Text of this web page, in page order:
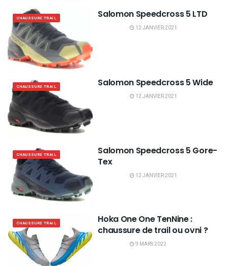
CHAUSSURE TRAIL Salomon Speedcross 5 LTD
12 JANVIER 2021
CHAUSSURE TRAIL Salomon Speedcross 5 Wide
12 JANVIER 2021
CHAUSSURE TRAIL
Salomon Speedcross 5 Gore-
Tex
12 JANVIER 2021
CHAUSSURE TRAIL
Hoka One One TenNine :
chaussure de trail ou ovni ?
9 MARS 2022